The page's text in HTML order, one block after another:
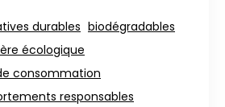
durables biodégradables
écologique
consommation
responsables